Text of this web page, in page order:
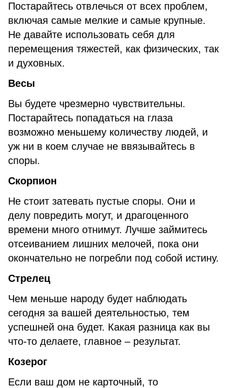
Постарайтесь отвлечься от всех проблем,
включая самые мелкие и самые крупные.
Не давайте использовать себя для
перемещения тяжестей, как физических, так
и духовных.
Весы
Вы будете чрезмерно чувствительны.
Постарайтесь попадаться на глаза
возможно меньшему количеству людей, и
уж ни в коем случае не ввязывайтесь в
споры.
Скорпион
Не стоит затевать пустые споры. Они и
делу повредить могут, и драгоценного
времени много отнимут. Лучше займитесь
отсеиванием лишних мелочей, пока они
окончательно не погребли под собой истину.
Стрелец
Чем меньше народу будет наблюдать
сегодня за вашей деятельностью, тем
успешней она будет. Какая разница как вы
что-то делаете, главное – результат.
Козерог
Если ваш дом не карточный, то